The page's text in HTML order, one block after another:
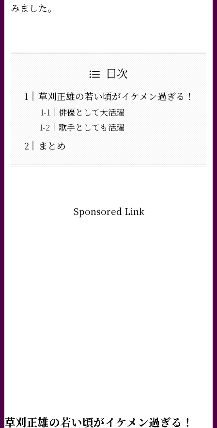
みました。
目次
草刈正雄の若い頃がイケメン過ぎる！
俳優として大活躍
歌手としても活躍
まとめ
Sponsored Link
草刈正雄の若い頃がイケメン過ぎる！